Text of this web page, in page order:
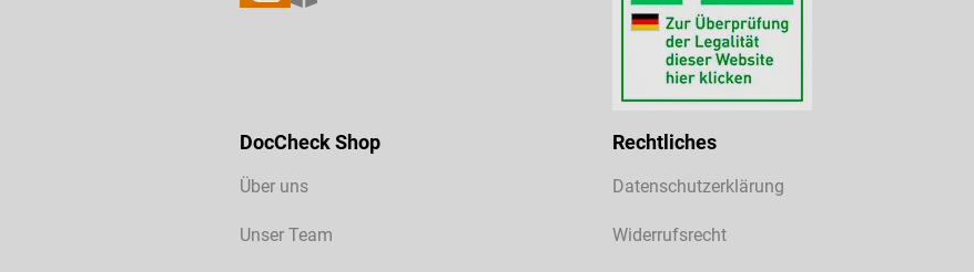
DocCheck Shop
Über uns
Unser Team
Rechtliches
Datenschutzerklärung
Widerrufsrecht